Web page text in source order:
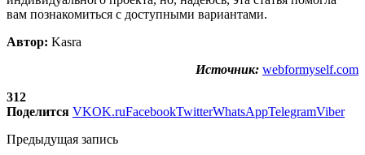
вам познакомиться с доступными вариантами.
Автор: Kasra
Источник: webformyself.com
312
Поделится VKOK.ruFacebookTwitterWhatsAppTelegramViber
Предыдущая запись